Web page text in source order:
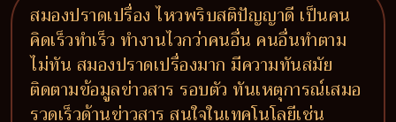
สมองปราดเปรื่อง ไหวพริบสติปัญญาดี เป็นคน
คิดเร็วทำเร็ว ทำงานไวกว่าคนอื่น คนอื่นทำตาม
ไม่ทัน สมองปราดเปรื่องมาก มีความทันสมัย
ติดตามข้อมูลข่าวสาร รอบตัว ทันเหตุการณ์เสมอ
รวดเร็วด้านข่าวสาร สนใจในเทคโนโลยีเช่น